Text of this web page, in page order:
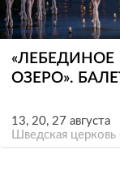
«ЛЕБЕДИНОЕ
ОЗЕРО».
13, 20, 27 августа
Шведская